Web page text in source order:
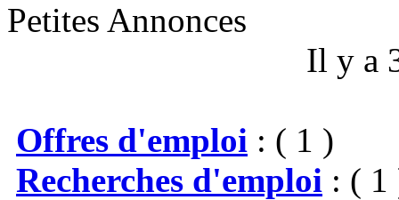
Petites Annonces
Il y a
Offres d'emploi : ( 1 )
Recherches d'emploi : ( 1